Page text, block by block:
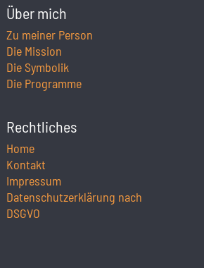
Über mich
Zu meiner Person
Die Mission
Die Symbolik
Die Programme
Rechtliches
Home
Kontakt
Impressum
Datenschutzerklärung nach
DSGVO